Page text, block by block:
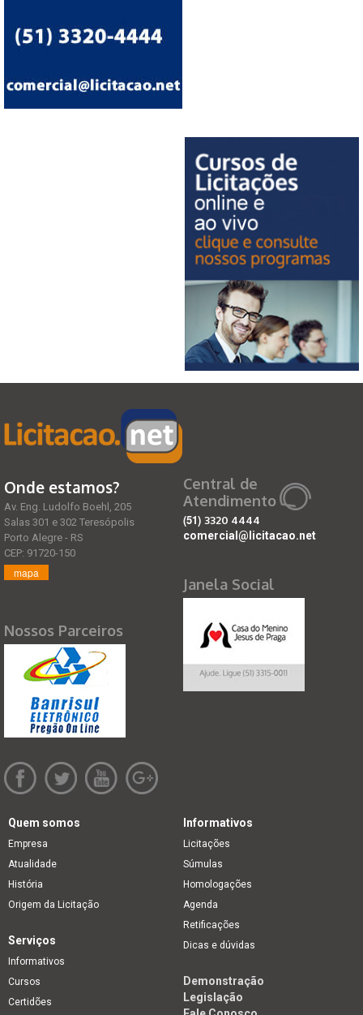
Onde estamos?
Av. Eng. Ludolfo Boehl, 205
Salas 301 e 302 Teresópolis
Porto Alegre - RS
CEP: 91720-150
mapa
Nossos Parceiros
Central de
Atendimento
(51) 3320 4444
comercial@licitacao.net
Janela Social
Quem somos
Empresa
Atualidade
História
Origem da Licitação
Informativos
Licitações
Súmulas
Homologações
Agenda
Retificações
Dicas e dúvidas
Serviços
Informativos
Cursos
Certidões
Demonstração
Legislação